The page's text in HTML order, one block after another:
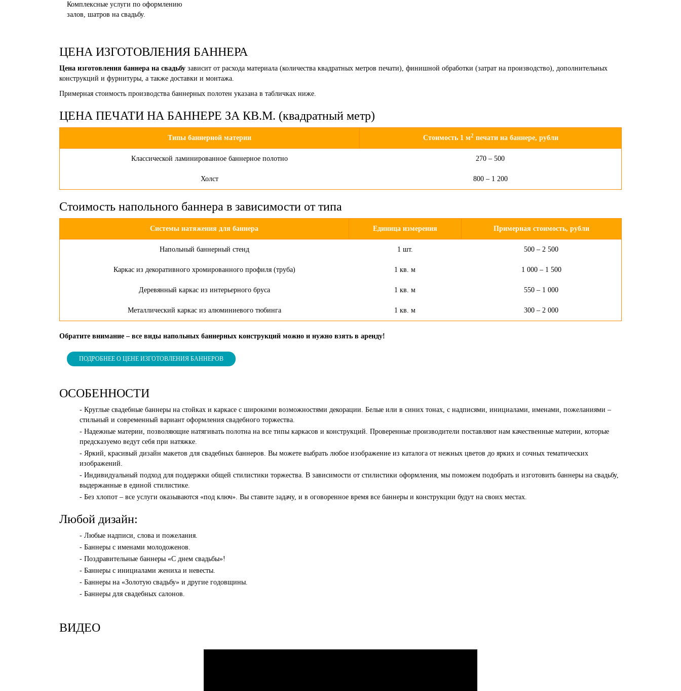
Комплексные услуги по оформлению
залов, шатров на свадьбу.
ЦЕНА ИЗГОТОВЛЕНИЯ БАННЕРА
Цена изготовления баннера на свадьбу зависит от расхода материала (количества квадратных метров печати), финишной обработки (затрат на производство), дополнительных
конструкций и фурнитуры, а также доставки и монтажа.
Примерная стоимость производства баннерных полотен указана в табличках ниже.
ЦЕНА ПЕЧАТИ НА БАННЕРЕ ЗА КВ.М. (квадратный метр)
Типы баннерной материи Стоимость 1 м2 печати на баннере, рубли
Классической ламинированное баннерное полотно 270 – 500
Холст 800 – 1 200
Стоимость напольного баннера в зависимости от типа
Системы натяжения для баннера Единица измерения Примерная стоимость, рубли
Напольный баннерный стенд 1 шт. 500 – 2 500
Каркас из декоративного хромированного профиля (труба) 1 кв. м 1 000 – 1 500
Деревянный каркас из интерьерного бруса 1 кв. м 550 – 1 000
Металлический каркас из алюминиевого тюбинга 1 кв. м 300 – 2 000
Обратите внимание – все виды напольных баннерных конструкций можно и нужно взять в аренду!
ПОДРОБНЕЕ О ЦЕНЕ ИЗГОТОВЛЕНИЯ БАННЕРОВ
ОСОБЕННОСТИ
- Круглые свадебные баннеры на стойках и каркасе с широкими возможностями декорации. Белые или в синих тонах, с надписями, инициалами, именами, пожеланиями –
стильный и современный вариант оформления свадебного торжества.
- Надежные материи, позволяющие натягивать полотна на все типы каркасов и конструкций. Проверенные производители поставляют нам качественные материи, которые
предсказуемо ведут себя при натяжке.
- Яркий, красивый дизайн макетов для свадебных баннеров. Вы можете выбрать любое изображение из каталога от нежных цветов до ярких и сочных тематических
изображений.
- Индивидуальный подход для поддержки общей стилистики торжества. В зависимости от стилистики оформления, мы поможем подобрать и изготовить баннеры на свадьбу,
выдержанные в единой стилистике.
- Без хлопот – все услуги оказываются «под ключ». Вы ставите задачу, и в оговоренное время все баннеры и конструкции будут на своих местах.
Любой дизайн:
- Любые надписи, слова и пожелания.
- Баннеры с именами молодоженов.
- Поздравительные баннеры «С днем свадьбы»!
- Баннеры с инициалами жениха и невесты.
- Баннеры на «Золотую свадьбу» и другие годовщины.
- Баннеры для свадебных салонов.
ВИДЕО